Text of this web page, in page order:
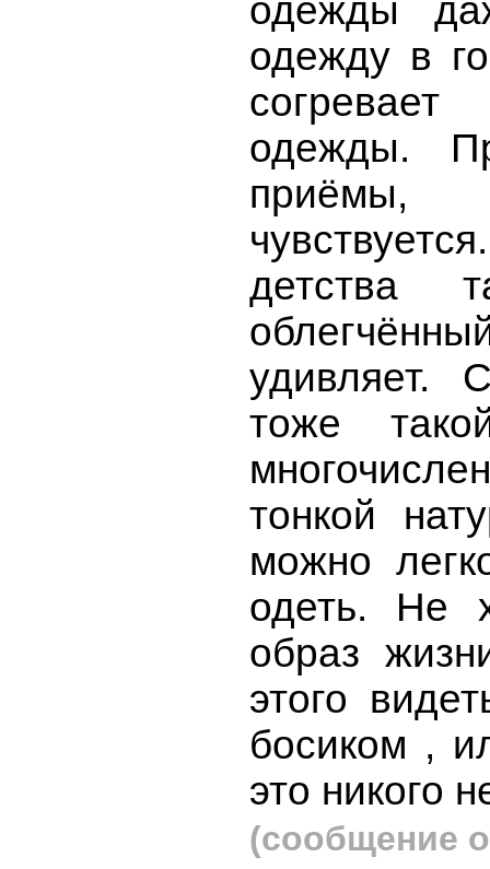
одежды
одежду в
одежды.
приёмы,
детства
удивляет.
тоже
тонкой
можно
одеть. Не
образ
этого
босиком ,
это никого
(сообщение